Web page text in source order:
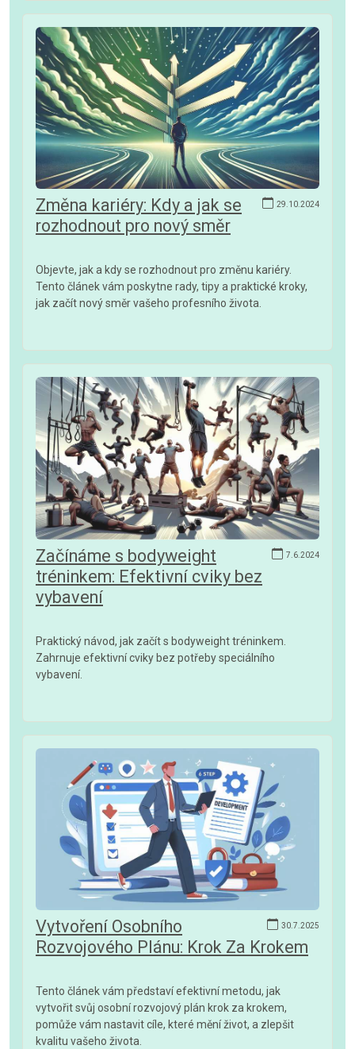
29.10.2024
Změna kariéry: Kdy a jak se
rozhodnout pro nový směr
Objevte, jak a kdy se rozhodnout pro změnu kariéry.
Tento článek vám poskytne rady, tipy a praktické kroky,
jak začít nový směr vašeho profesního života.
7.6.2024
Začínáme s bodyweight
tréninkem: Efektivní cviky bez
vybavení
Praktický návod, jak začít s bodyweight tréninkem.
Zahrnuje efektivní cviky bez potřeby speciálního
vybavení.
30.7.2025
Vytvoření Osobního
Rozvojového Plánu: Krok Za Krokem
Tento článek vám představí efektivní metodu, jak
vytvořit svůj osobní rozvojový plán krok za krokem,
pomůže vám nastavit cíle, které mění život, a zlepšit
kvalitu vašeho života.